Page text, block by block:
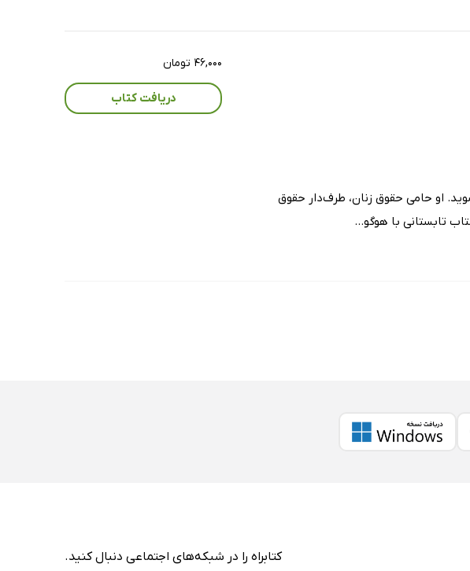
او حامی حقوق زنان، طرف‌دار حقوق
تابستانی با هوگو...
۴۶,۰۰۰ تومان
دریافت کتاب
کتابراه را در شبکه‌های اجتماعی دنبال کنید.